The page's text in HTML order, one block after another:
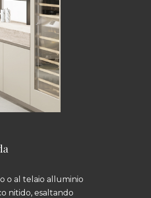
o al telaio alluminio
nitido, esaltando